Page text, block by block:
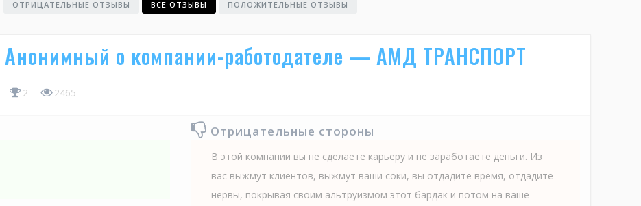
ОТРИЦАТЕЛЬНЫЕ ОТЗЫВЫ ВСЕ ОТЗЫВЫ ПОЛОЖИТЕЛЬНЫЕ ОТЗЫВЫ
Анонимный о компании-работодателе — АМД ТРАНСПОРТ
2 2465
Отрицательные стороны
В этой компании вы не сделаете карьеру и не заработаете деньги. Из
вас выжмут клиентов, выжмут ваши соки, вы отдадите время, отдадите
нервы, покрывая своим альтруизмом этот бардак и потом на ваше